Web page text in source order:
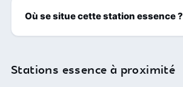
Où se situe cette station essence ?
Stations essence à proximité